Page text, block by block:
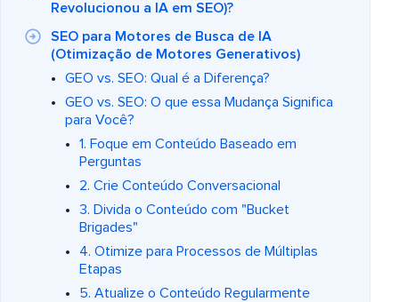
Revolucionou a IA em SEO)?
SEO para Motores de Busca de IA
(Otimização de Motores Generativos)
GEO vs. SEO: Qual é a Diferença?
GEO vs. SEO: O que essa Mudança Significa
para Você?
1. Foque em Conteúdo Baseado em
Perguntas
2. Crie Conteúdo Conversacional
3. Divida o Conteúdo com "Bucket
Brigades"
4. Otimize para Processos de Múltiplas
Etapas
5. Atualize o Conteúdo Regularmente